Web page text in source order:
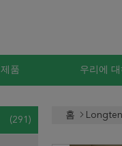
제품 우리에 대
(291) 홈